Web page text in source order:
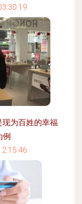
现为百姓的幸福
例